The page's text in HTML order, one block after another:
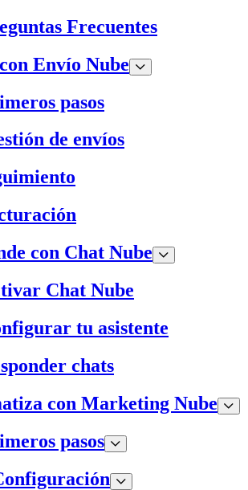
Frecuentes
Envío Nube
pasos
de envíos
con Chat Nube
Chat Nube
tu asistente
chats
con Marketing Nube
pasos